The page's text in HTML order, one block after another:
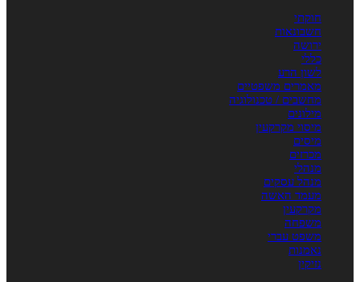
חוקתי
חשבונאות
ירושה
כללי
לשון הרע
מאמרים משפטיים
מחשבים / טכנולוגיה
מילונים
מיסוי מקרקעין
מיסים
מכרזים
מנהלי
מנהל עסקים
מעמד האשה
מקרקעין
משפחה
משפט עברי
נאמנות
נזיקין